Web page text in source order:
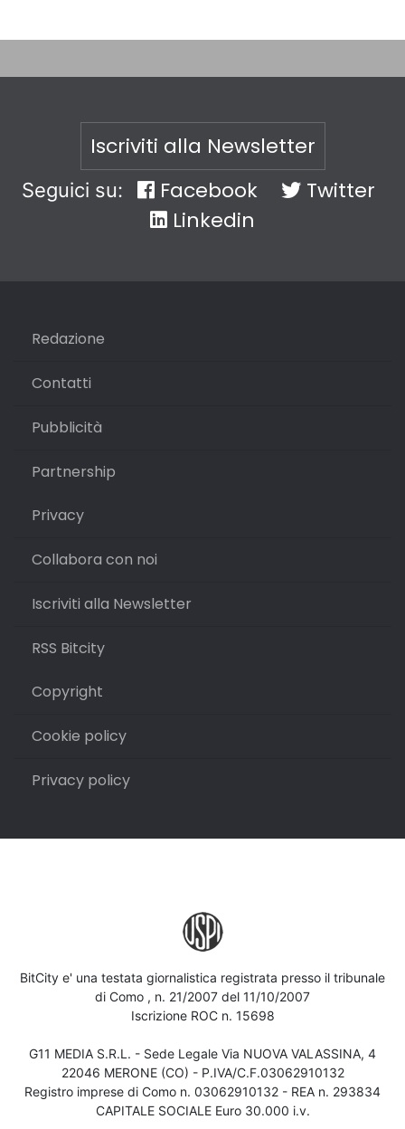
Iscriviti alla Newsletter
Seguici su: Facebook
Twitter
Linkedin
Redazione
Contatti
Pubblicità
Partnership
Privacy
Collabora con noi
Iscriviti alla Newsletter
RSS Bitcity
Copyright
Cookie policy
Privacy policy
BitCity e' una testata giornalistica registrata presso il tribunale
di Como , n. 21/2007 del 11/10/2007
Iscrizione ROC n. 15698
G11 MEDIA S.R.L. - Sede Legale Via NUOVA VALASSINA, 4
22046 MERONE (CO) - P.IVA/C.F.03062910132
Registro imprese di Como n. 03062910132 - REA n. 293834
CAPITALE SOCIALE Euro 30.000 i.v.